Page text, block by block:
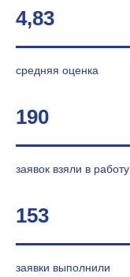
4,83
средняя оценка
190
заявок взяли в работу
153
заявки выполнили